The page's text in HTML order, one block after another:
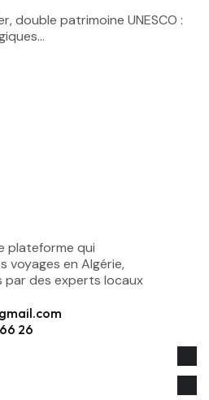
double patrimoine UNESCO :
plateforme qui
voyages en Algérie,
par des experts locaux
26